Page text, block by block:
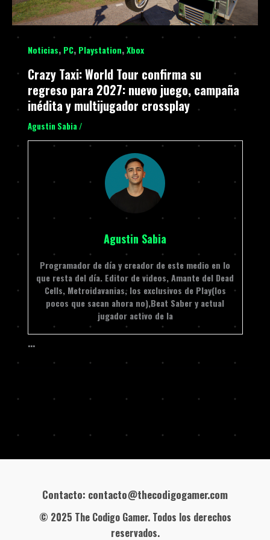
Noticias, PC, Playstation,Xbox
Crazy Taxi: World Tour confirma su
regreso para 2027: nuevo juego, campaña
inédita y multijugador crossplay
Agustin Sabia /
Agustin Sabia
Programador de día y creador de este medio en lo
que resta del día. Editor de videos, Amante del Dead
Cells, Metroidavanias, los exclusivos de Play(los
pocos que sacan ahora no),Beat Saber y actual
jugador activo de la
…
Contacto: contacto@thecodigogamer.com
© 2025 The Codigo Gamer. Todos los derechos
reservados.